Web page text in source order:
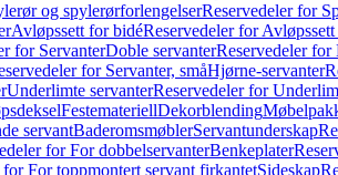
og spylerørforlengelserReservedeler for
Avløpssett for bidéReservedeler for
for ServanterDoble servanterReservedeler for
for Servanter, småHjørne-servanter
Underlimte servanterReservedeler for
FestemateriellDekorblending
servantBaderomsmøblerServantunderskap
for For dobbelservanterBenkeplater
for For toppmontert servant firkantetSideskap